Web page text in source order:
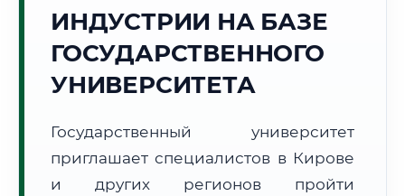
Пятница, 7 Августа
Погода в г. Киров:
🌅 Восход:03:44
📍 Региональная справка г. Киров
ИНДУСТРИИ НА БАЗЕ
ГОСУДАРСТВЕННОГО
УНИВЕРСИТЕТА
Государственный университет
приглашает специалистов в Кирове
и других регионов пройти